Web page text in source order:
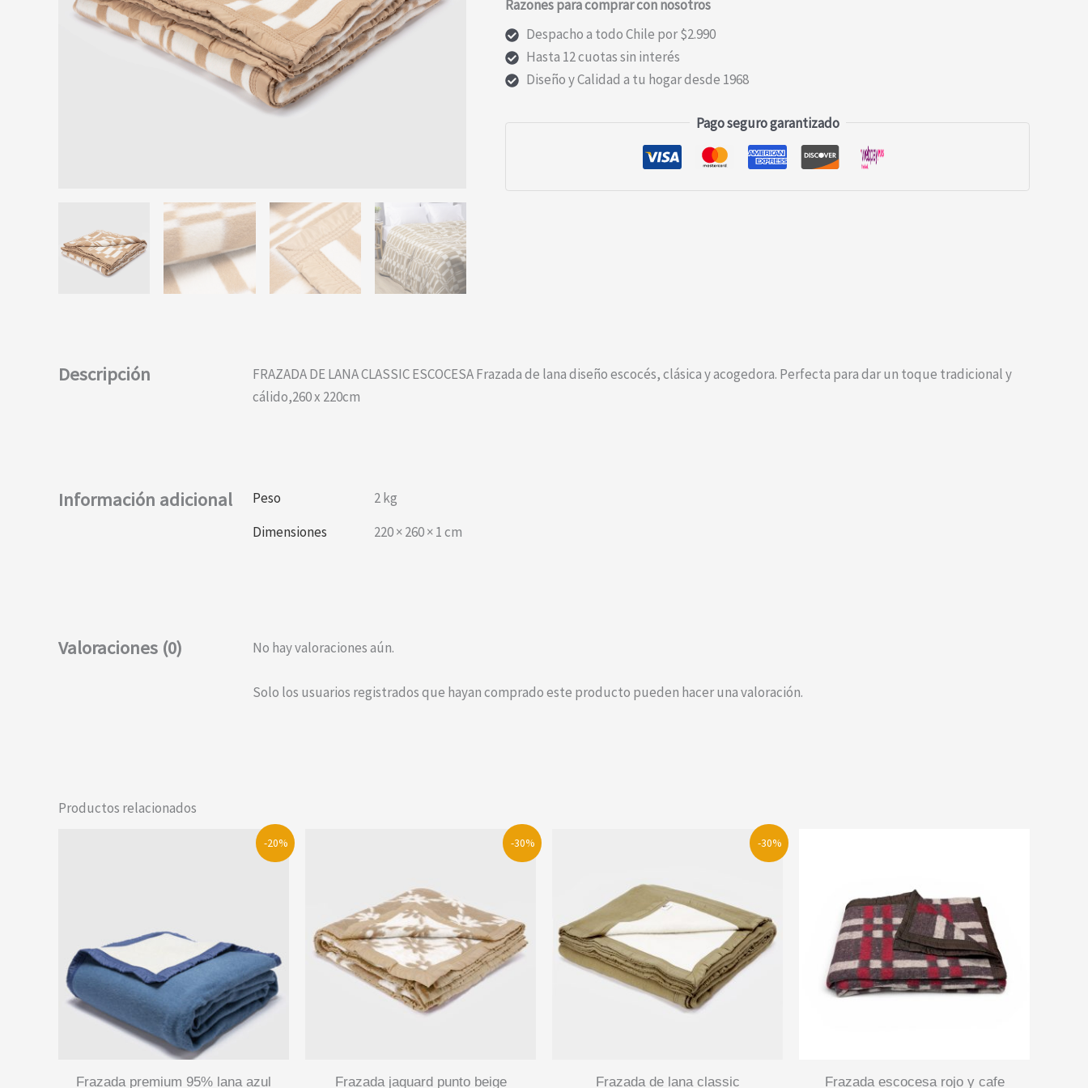
Razones para comprar con nosotros
Despacho a todo Chile por $2.990
Hasta 12 cuotas sin interés
Diseño y Calidad a tu hogar desde 1968
Pago seguro garantizado
Descripción
FRAZADA DE LANA CLASSIC ESCOCESA Frazada de lana diseño escocés, clásica y acogedora. Perfecta para dar un toque tradicional y
cálido,260 x 220cm
Información adicional Peso
2 kg
Dimensiones
220 × 260 × 1 cm
Valoraciones (0) No hay valoraciones aún.
Solo los usuarios registrados que hayan comprado este producto pueden hacer una valoración.
Productos relacionados
-20%
frazada premium 95% lana azul
-30%
frazada jaquard punto beige
-30%
frazada de lana classic frazada escocesa rojo y cafe